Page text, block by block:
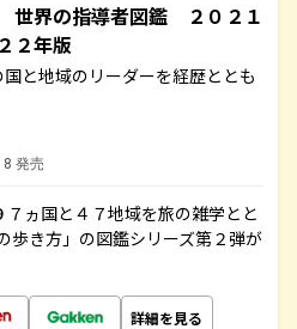
界の指導者図鑑 ２０２１
２年版
国と地域のリーダーを経歴ととも
発売
ヵ国と４７地域を旅の雑学とと
歩き方」の図鑑シリーズ第２弾が
詳細を見る